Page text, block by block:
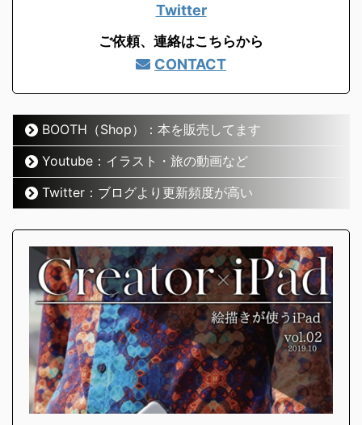
Twitter
ご依頼、連絡はこちらから
CONTACT
BOOTH（Shop）：本を販売してます
Youtube：イラスト・旅の動画など
Twitter：ブログより更新頻度が高い